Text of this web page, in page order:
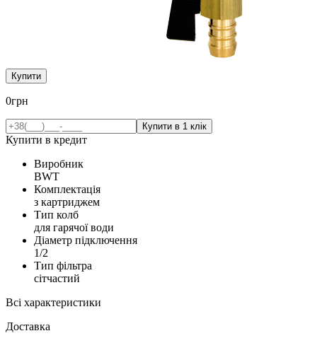
Купити
0грн
Купити в кредит
Виробник
BWT
Комплектація
з картриджем
Тип колб
для гарячої води
Діаметр підключення
1/2
Тип фільтра
сітчастий
Всі характеристики
Доставка